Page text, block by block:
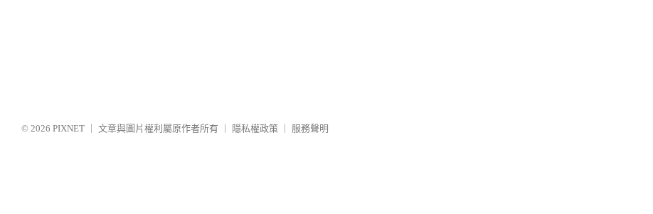
© 2026 PIXNET 文章與圖片權利屬原作者所有 隱私權政策 服務聲明